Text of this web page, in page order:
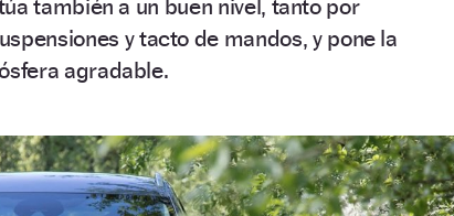
también a un buen nivel, tanto por
y tacto de mandos, y pone la
agradable.